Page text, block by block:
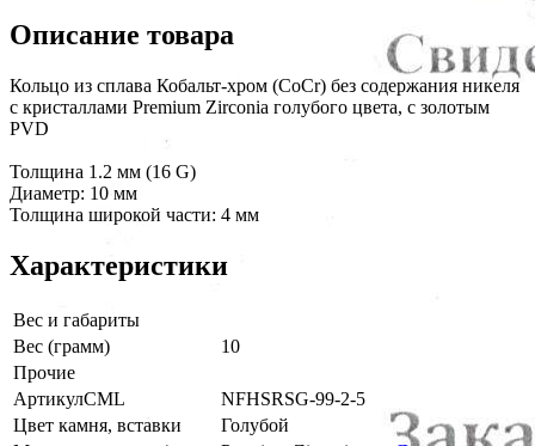
Описание товара
Кольцо из сплава Кобальт-хром (CoCr) без содержания никеля
с кристаллами Premium Zirconia голубого цвета, с золотым
PVD
Толщина 1.2 мм (16 G)
Диаметр: 10 мм
Толщина широкой части: 4 мм
Характеристики
Вес и габариты
Вес (грамм)
10
Прочие
АртикулCML
NFHSRSG-99-2-5
Цвет камня, вставки
Голубой